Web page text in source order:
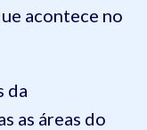
acontece no
da
as áreas do